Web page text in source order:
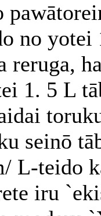
no yotei
reruga,
1. 5 L
seinō
L-teido
iru